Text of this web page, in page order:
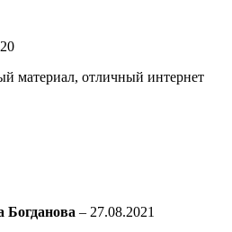
материал, отличный интернет
Богданова – 27.08.2021